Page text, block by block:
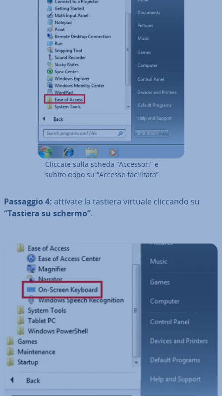
Cliccate sulla scheda “Accessori” e
subito dopo su “Accesso fa­ci­li­ta­to”.
Passaggio 4: attivate la tastiera virtuale cliccando su
“Tastiera su schermo”.